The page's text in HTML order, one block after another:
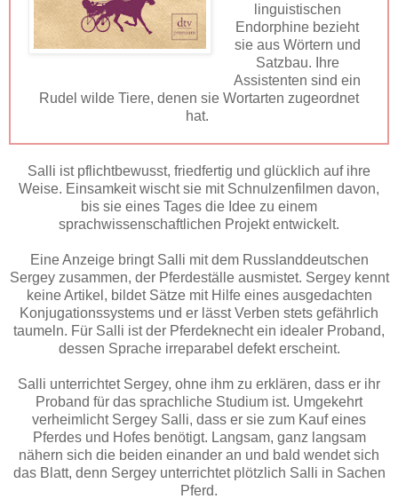
linguistischen
Endorphine bezieht
sie aus Wörtern und
Satzbau. Ihre
Assistenten sind ein
Rudel wilde Tiere, denen sie Wortarten zugeordnet
hat.
Salli ist pflichtbewusst, friedfertig und glücklich auf ihre
Weise. Einsamkeit wischt sie mit Schnulzenfilmen davon,
bis sie eines Tages die Idee zu einem
sprachwissenschaftlichen Projekt entwickelt.
Eine Anzeige bringt Salli mit dem Russlanddeutschen
Sergey zusammen, der Pferdeställe ausmistet. Sergey kennt
keine Artikel, bildet Sätze mit Hilfe eines ausgedachten
Konjugationssystems und er lässt Verben stets gefährlich
taumeln. Für Salli ist der Pferdeknecht ein idealer Proband,
dessen Sprache irreparabel defekt erscheint.
Salli unterrichtet Sergey, ohne ihm zu erklären, dass er ihr
Proband für das sprachliche Studium ist. Umgekehrt
verheimlicht Sergey Salli, dass er sie zum Kauf eines
Pferdes und Hofes benötigt. Langsam, ganz langsam
nähern sich die beiden einander an und bald wendet sich
das Blatt, denn Sergey unterrichtet plötzlich Salli in Sachen
Pferd.